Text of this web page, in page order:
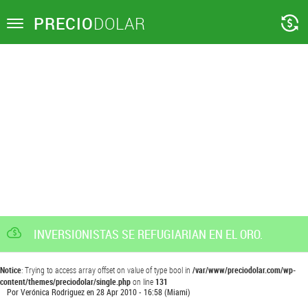
Toggle PRECIODOLAR
INVERSIONISTAS SE REFUGIARIAN EN EL ORO.
Notice: Trying to access array offset on value of type bool in /var/www/preciodolar.com/wp-
content/themes/preciodolar/single.phpon line131
PorVerónica Rodriguezen28 Apr 2010 - 16:58(Miami)